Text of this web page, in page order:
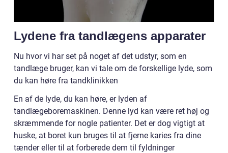
Lydene fra tandlægens apparater
Nu hvor vi har set på noget af det udstyr, som en
tandlæge bruger, kan vi tale om de forskellige lyde, som
du kan høre fra tandklinikken
En af de lyde, du kan høre, er lyden af
tandlægeboremaskinen. Denne lyd kan være ret høj og
skræmmende for nogle patienter. Det er dog vigtigt at
huske, at boret kun bruges til at fjerne karies fra dine
tænder eller til at forberede dem til fyldninger